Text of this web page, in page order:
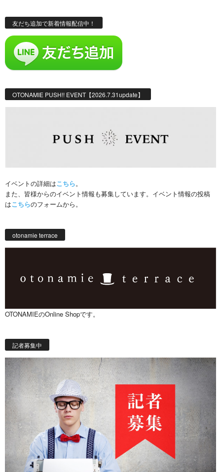
友だち追加で新着情報配信中！
OTONAMIE PUSH!! EVENT【2026.7.31update】
イベントの詳細はこちら。
また、皆様からのイベント情報も募集しています。イベント情報の投稿
はこちらのフォームから。
otonamie terrace
OTONAMIEのOnline Shopです。
記者募集中